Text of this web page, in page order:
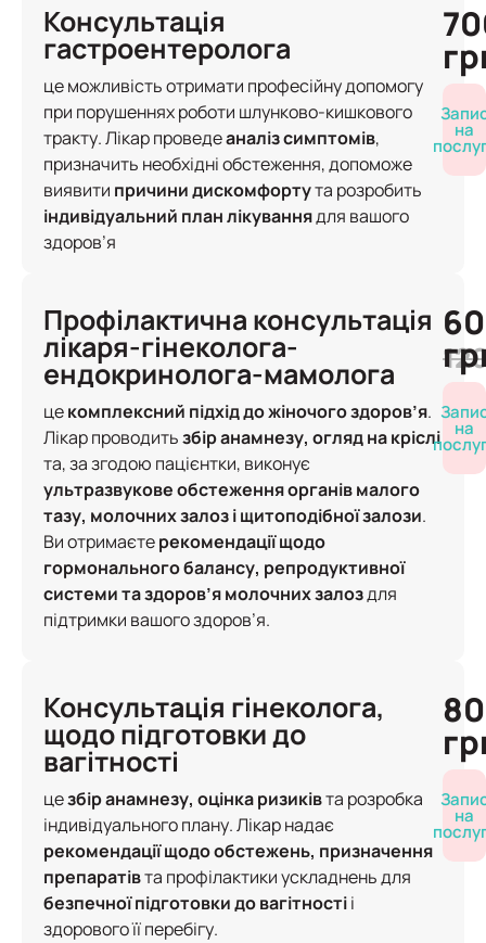
Консультація
гастроентеролога
це можливість отримати професійну допомогу
при порушеннях роботи шлунково-кишкового
тракту. Лікар проведеаналіз симптомів,
призначить необхідні обстеження, допоможе
виявити причини дискомфортута розробить
індивідуальний план лікуваннядля вашого
здоров’я
на
Профілактична консультація
лікаря-гінеколога-
ендокринолога-мамолога
цекомплексний підхід до жіночого здоров’я.
Лікар проводитьзбір анамнезу, огляд на кріслі
та, за згодою пацієнтки, виконує
ультразвукове обстеження органів малого
тазу, молочних залоз і щитоподібної залози.
Ви отримаєтерекомендації щодо
гормонального балансу, репродуктивної
системи та здоров’я молочних залоздля
підтримки вашого здоров’я.
на
Консультація гінеколога,
щодо підготовки до
вагітності
цезбір анамнезу, оцінка ризиківта розробка
індивідуального плану. Лікар надає
рекомендації щодо обстежень, призначення
препаратівта профілактики ускладнень для
безпечної підготовки до вагітностіі
здорового її перебігу.
на